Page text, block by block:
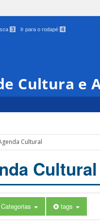
3 Ir para o rodapé 4
Cultura e
Cultural
Cultural
Categorias tags